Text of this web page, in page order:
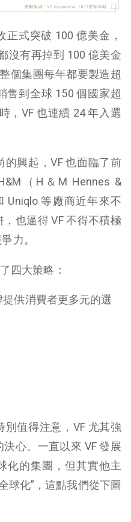
正式突破 100 億美金，
沒有再掉到 100 億美金
個集團每年都要製造超
售到全球 150 個國家超
，VF 也連續 24 年入選
興起，VF 也面臨了前
（H＆M Hennes &
Uniqlo 等廠商近年來不
也逼得 VF 不得不積極
力。
四大策略：
供消費者更多元的選
值得注意，VF 尤其強
心。一直以來 VF 發展
化的集團，但其實他主
球化”，這點我們從下圖